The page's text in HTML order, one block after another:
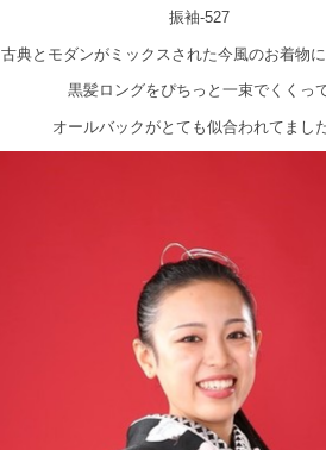
振袖-527
古典とモダンがミックスされた今風のお着物
黒髪ロングをぴちっと一束でくくっ
オールバックがとても似合われてまし